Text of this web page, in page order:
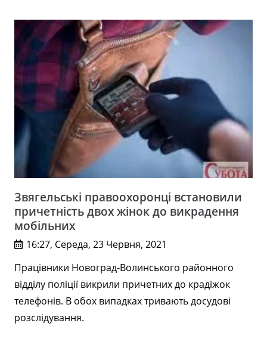
Звягельські правоохоронці встановили
причетність двох жінок до викрадення
мобільних
16:27, Середа, 23 Червня, 2021
Працівники Новоград-Волинського районного
відділу поліції викрили причетних до крадіжок
телефонів. В обох випадках тривають досудові
розслідування.